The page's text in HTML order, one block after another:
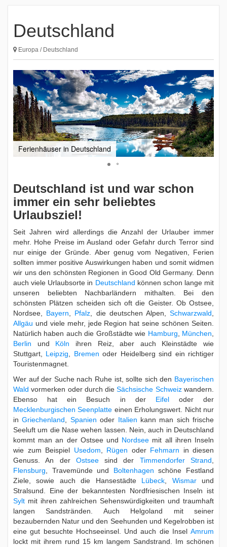
Deutschland
Europa / Deutschland
Ferienhäuser in Deutschland
Deutschland ist und war schon
immer ein sehr beliebtes
Urlaubsziel!
Seit Jahren wird allerdings die Anzahl der Urlauber immer
mehr. Hohe Preise im Ausland oder Gefahr durch Terror sind
nur einige der Gründe. Aber genug vom Negativen, Ferien
sollten immer positive Auswirkungen haben und somit widmen
wir uns den schönsten Regionen in Good Old Germany. Denn
auch viele Urlaubsorte in Deutschland können schon lange mit
unseren beliebten Nachbarländern mithalten. Bei den
schönsten Plätzen scheiden sich oft die Geister. Ob Ostsee,
Nordsee, Bayern Pfalz , die deutschen Alpen,Schwarzwald
Allgäu und viele mehr, jede Region hat seine schönen Seiten.
Natürlich haben auch die Großstädte wie Hamburg München
Berlin und Köln ihren Reiz, aber auch Kleinstädte wie
Stuttgart, Leipzig Bremen oder Heidelberg sind ein richtiger
Touristenmagnet.
Wer auf der Suche nach Ruhe ist, sollte sich den Bayerischen
Wald vormerken oder durch dieSächsische Schweizwandern.
Ebenso hat ein Besuch in der Eifeloder der
Mecklenburgischen Seenplatte einen Erholungswert. Nicht nur
inGriechenland Spanien oder Italien kann man sich frische
Seeluft um die Nase wehen lassen. Nein, auch in Deutschland
kommt man an der Ostsee und Nordsee mit all ihren Inseln
wie zum Beispiel Usedom Rügen oder Fehmarn in diesen
Genuss. An der Ostseesind der Timmendorfer Strand
Flensburg , Travemünde und Boltenhagen schöne Festland
Ziele, sowie auch die Hansestädte Lübeck Wismarund
Stralsund. Eine der bekanntesten Nordfriesischen Inseln ist
Sylt mit ihren zahlreichen Sehenswürdigkeiten und traumhaft
langen Sandstränden. Auch Helgoland mit seiner
bezaubernden Natur und den Seehunden und Kegelrobben ist
eine gut besuchte Hochseeinsel. Und auch die Insel Amrum
lockt mit ihrem rund 15 km langem Sandstrand. Im schönen